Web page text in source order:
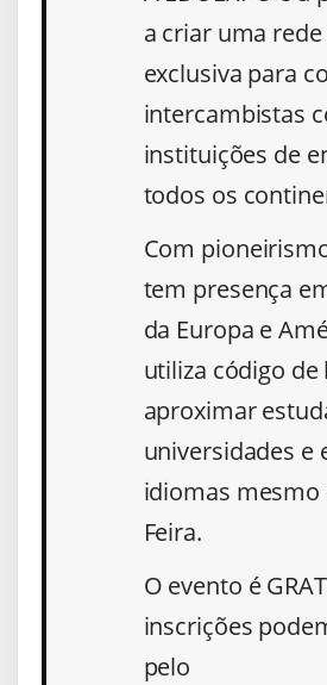
a criar uma
exclusiva para
intercambistas
instituições de
todos os
Com
tem presença
da Europa e
utiliza código de
aproximar
universidades e
idiomas mesmo
Feira.
O evento é
inscrições
pelo